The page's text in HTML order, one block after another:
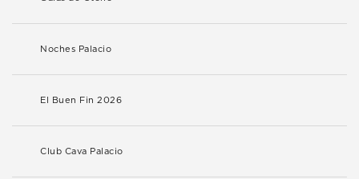
Noches Palacio
El Buen Fin 2026
Club Cava Palacio